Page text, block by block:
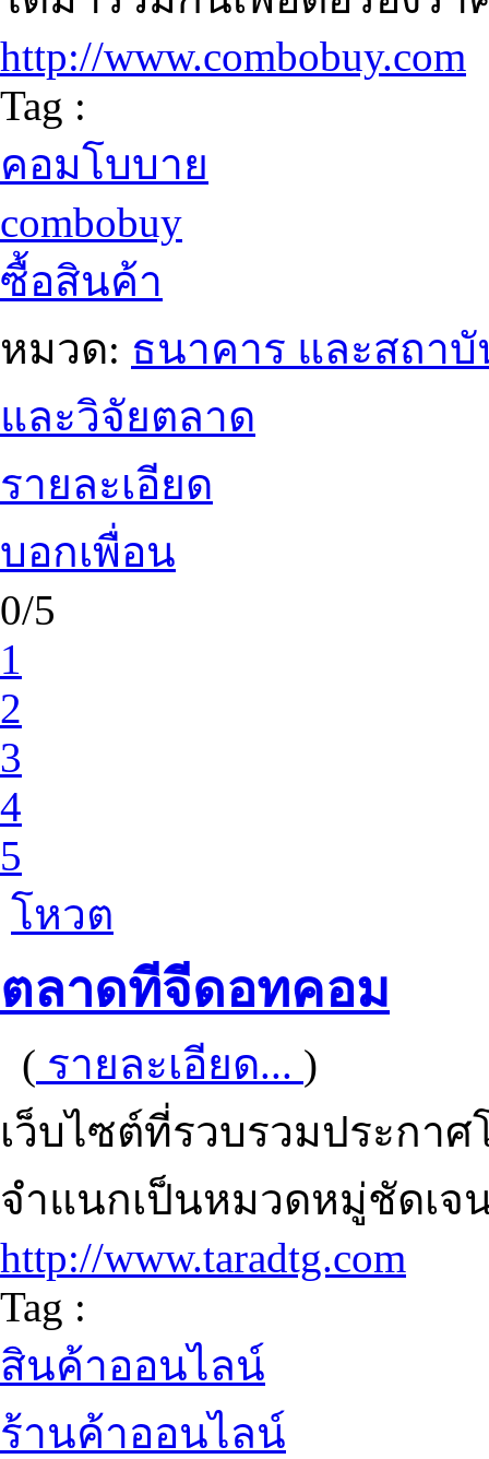
http://www.combobuy.com
Tag :
คอมโบบาย
combobuy
ซื้อสินค้า
หมวด: ธนาคาร และสถาบั
และวิจัยตลาด
รายละเอียด
บอกเพื่อน
0/5
1
2
3
4
5
โหวต
ตลาดทีจีดอทคอม
( รายละเอียด... )
เว็บไซต์ที่รวบรวมประก
จำแนกเป็นหมวดหมู่ชัดเจ
http://www.taradtg.com
Tag :
สินค้าออนไลน์
ร้านค้าออนไลน์